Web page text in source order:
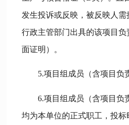
发生投诉或反映，被反映人
行政主管部门出具的该项目
面证明）。
5.项目组成员（含项目负
6.项目组成员（含项目负
均为本单位的正式职工，投标